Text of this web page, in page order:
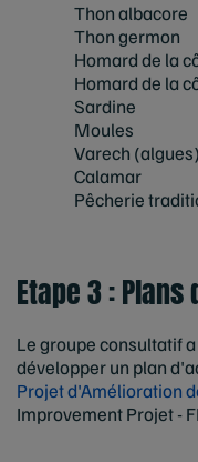
Thon albacore
Thon germon
Homard de la
Homard de la
Sardine
Moules
Varech (algues)
Calamar
Pêcherie
Etape 3 :
Le groupe consultatif
développer un plan
Projet d'Amélioration
Improvement Projet -